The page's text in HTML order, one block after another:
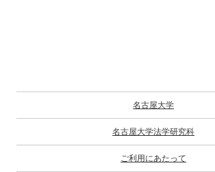
名古屋大学
名古屋大学法学研究科
ご利用にあたって